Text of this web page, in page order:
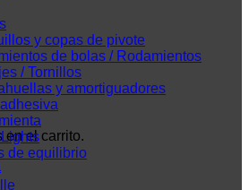
en el carrito.
y copas de pivote
de bolas / Rodamientos
/ Tornillos
y amortiguadores
de equilibrio